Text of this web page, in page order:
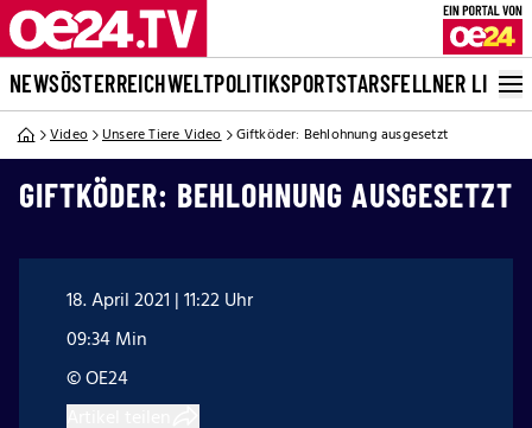
NEWSÖSTERREICHWELTPOLITIKSPORTSTARSFELLNER LIVE
Video Unsere Tiere Video Giftköder: Behlohnung ausgesetzt
GIFTKÖDER: BEHLOHNUNG AUSGESETZT
18. April 2021 | 11:22 Uhr
09:34 Min
© OE24